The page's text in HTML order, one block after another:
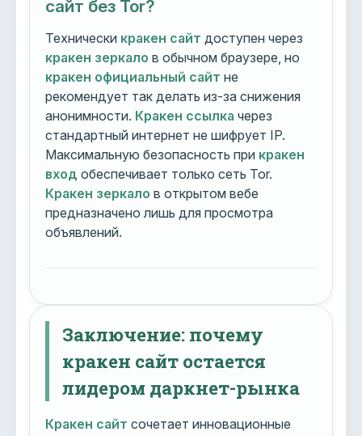
сайт без Tor?
Технически кракен сайт доступен через
кракен зеркало в обычном браузере, но
кракен официальный сайт не
рекомендует так делать из-за снижения
анонимности. Кракен ссылка через
стандартный интернет не шифрует IP.
Максимальную безопасность при кракен
вход обеспечивает только сеть Tor.
Кракен зеркало в открытом вебе
предназначено лишь для просмотра
объявлений.
Заключение: почему
кракен сайт остается
лидером даркнет-рынка
Кракен сайт сочетает инновационные